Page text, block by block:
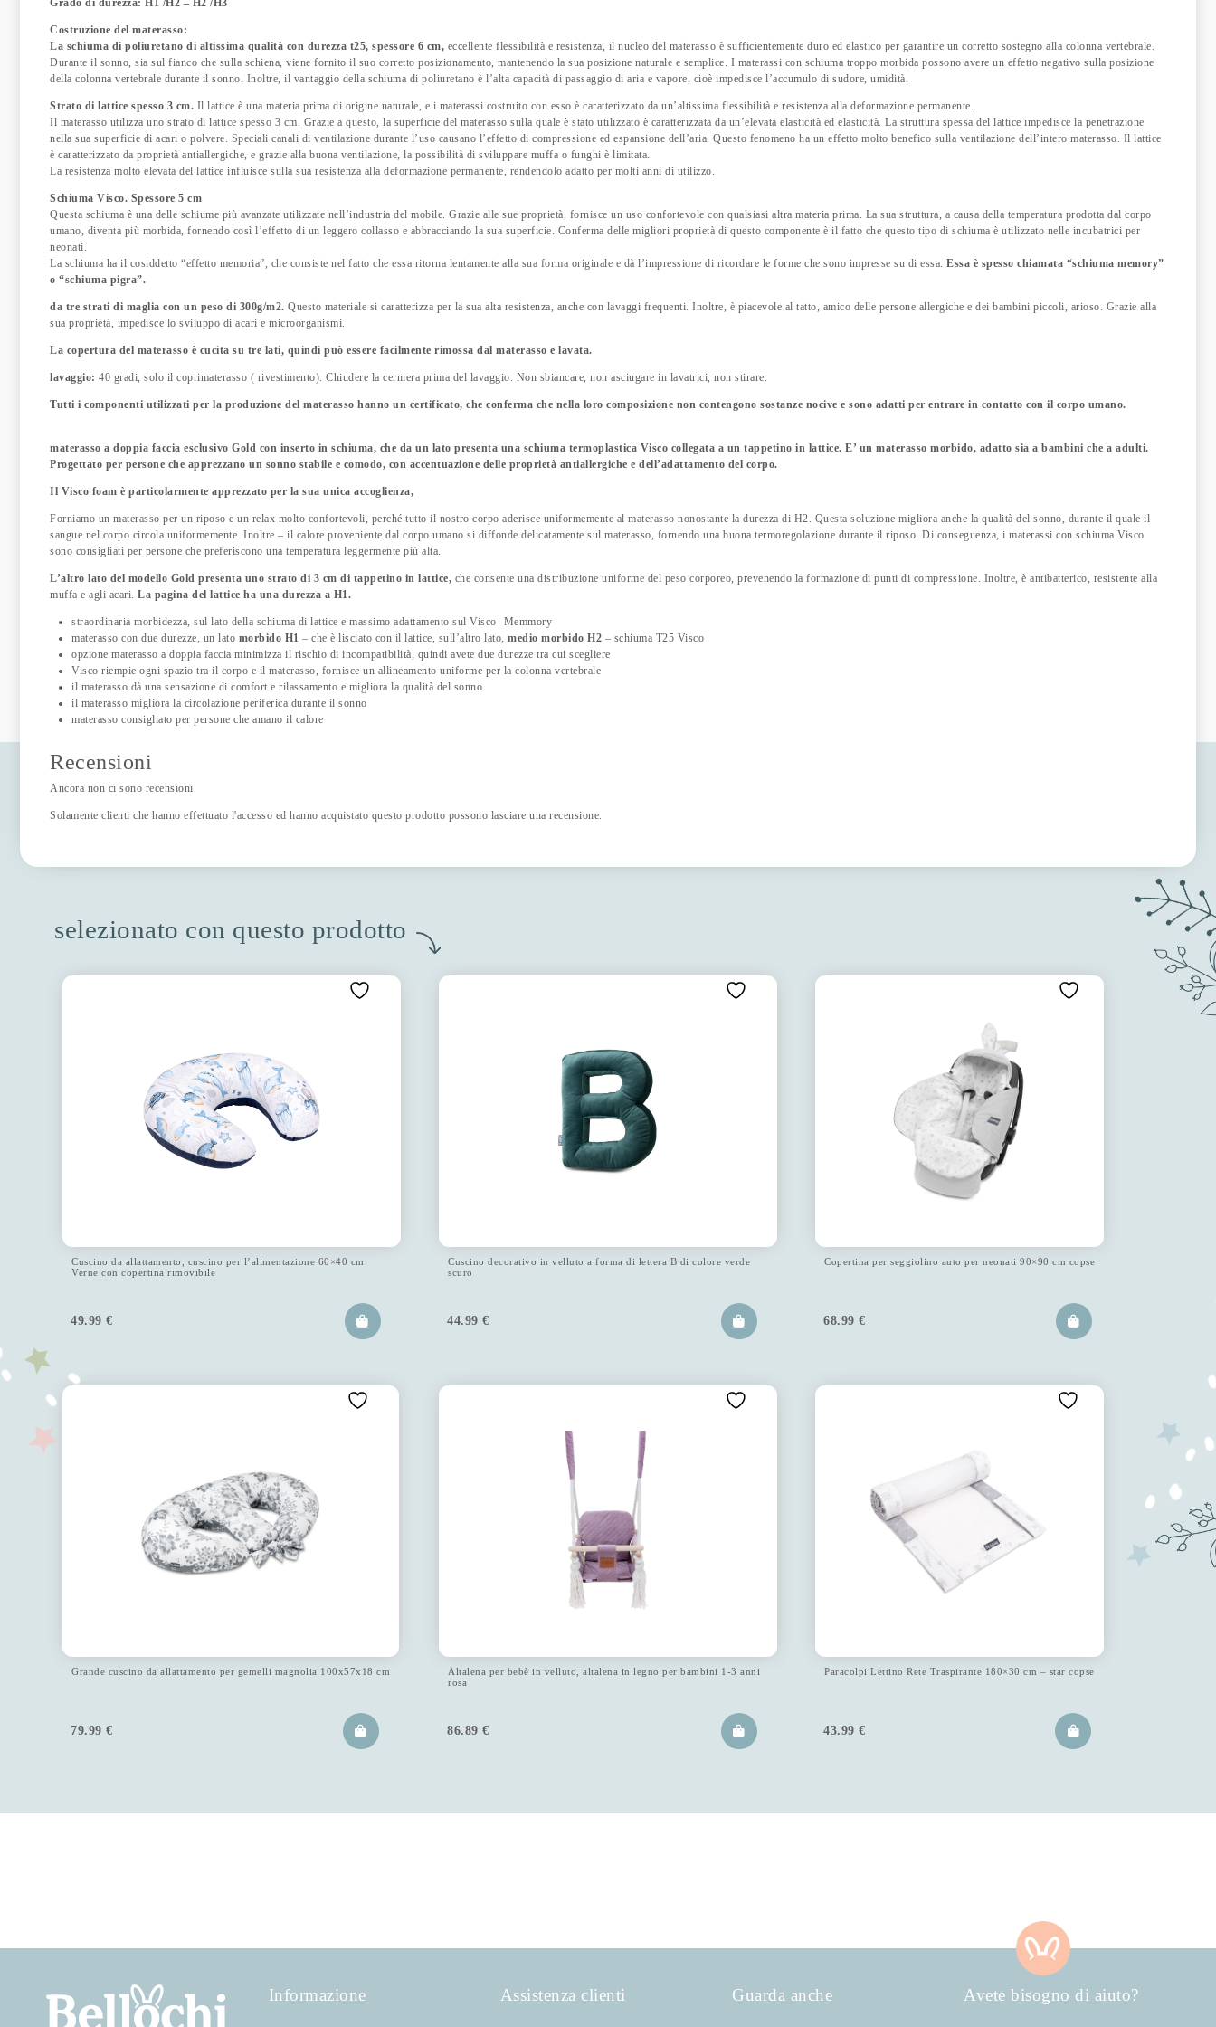
Grado di durezza: H1 /H2 – H2 /H3
Costruzione del materasso:
La schiuma di poliuretano di altissima qualità con durezza t25, spessore 6 cm, eccellente flessibilità e resistenza, il nucleo del materasso è sufficientemente duro ed elastico per garantire un corretto sostegno alla colonna vertebrale.
Durante il sonno, sia sul fianco che sulla schiena, viene fornito il suo corretto posizionamento, mantenendo la sua posizione naturale e semplice. I materassi con schiuma troppo morbida possono avere un effetto negativo sulla posizione
della colonna vertebrale durante il sonno. Inoltre, il vantaggio della schiuma di poliuretano è l’alta capacità di passaggio di aria e vapore, cioè impedisce l’accumulo di sudore, umidità.
Strato di lattice spesso 3 cm. Il lattice è una materia prima di origine naturale, e i materassi costruito con esso è caratterizzato da un’altissima flessibilità e resistenza alla deformazione permanente.
Il materasso utilizza uno strato di lattice spesso 3 cm. Grazie a questo, la superficie del materasso sulla quale è stato utilizzato è caratterizzata da un’elevata elasticità ed elasticità. La struttura spessa del lattice impedisce la penetrazione
nella sua superficie di acari o polvere. Speciali canali di ventilazione durante l’uso causano l’effetto di compressione ed espansione dell’aria. Questo fenomeno ha un effetto molto benefico sulla ventilazione dell’intero materasso. Il lattice
è caratterizzato da proprietà antiallergiche, e grazie alla buona ventilazione, la possibilità di sviluppare muffa o funghi è limitata.
La resistenza molto elevata del lattice influisce sulla sua resistenza alla deformazione permanente, rendendolo adatto per molti anni di utilizzo.
Schiuma Visco. Spessore 5 cm
Questa schiuma è una delle schiume più avanzate utilizzate nell’industria del mobile. Grazie alle sue proprietà, fornisce un uso confortevole con qualsiasi altra materia prima. La sua struttura, a causa della temperatura prodotta dal corpo
umano, diventa più morbida, fornendo così l’effetto di un leggero collasso e abbracciando la sua superficie. Conferma delle migliori proprietà di questo componente è il fatto che questo tipo di schiuma è utilizzato nelle incubatrici per
neonati.
La schiuma ha il cosiddetto “effetto memoria”, che consiste nel fatto che essa ritorna lentamente alla sua forma originale e dà l’impressione di ricordare le forme che sono impresse su di essa.Essa è spesso chiamata “schiuma memory”
o “schiuma pigra”.
da tre strati di maglia con un peso di 300g/m2.Questo materiale si caratterizza per la sua alta resistenza, anche con lavaggi frequenti. Inoltre, è piacevole al tatto, amico delle persone allergiche e dei bambini piccoli, arioso. Grazie alla
sua proprietà, impedisce lo sviluppo di acari e microorganismi.
La copertura del materasso è cucita su tre lati, quindi può essere facilmente rimossa dal materasso e lavata.
lavaggio:40 gradi, solo il coprimaterasso ( rivestimento). Chiudere la cerniera prima del lavaggio. Non sbiancare, non asciugare in lavatrici, non stirare.
Tutti i componenti utilizzati per la produzione del materasso hanno un certificato, che conferma che nella loro composizione non contengono sostanze nocive e sono adatti per entrare in contatto con il corpo umano.
materasso a doppia faccia esclusivo Gold con inserto in schiuma, che da un lato presenta una schiuma termoplastica Visco collegata a un tappetino in lattice. E’ un materasso morbido, adatto sia a bambini che a adulti.
Progettato per persone che apprezzano un sonno stabile e comodo, con accentuazione delle proprietà antiallergiche e dell’adattamento del corpo.
Il Visco foam è particolarmente apprezzato per la sua unica accoglienza,
Forniamo un materasso per un riposo e un relax molto confortevoli, perché tutto il nostro corpo aderisce uniformemente al materasso nonostante la durezza di H2. Questa soluzione migliora anche la qualità del sonno, durante il quale il
sangue nel corpo circola uniformemente. Inoltre – il calore proveniente dal corpo umano si diffonde delicatamente sul materasso, fornendo una buona termoregolazione durante il riposo. Di conseguenza, i materassi con schiuma Visco
sono consigliati per persone che preferiscono una temperatura leggermente più alta.
L’altro lato del modello Gold presenta uno strato di 3 cm di tappetino in lattice, che consente una distribuzione uniforme del peso corporeo, prevenendo la formazione di punti di compressione. Inoltre, è antibatterico, resistente alla
muffa e agli acari.La pagina del lattice ha una durezza a H1.
straordinaria morbidezza, sul lato della schiuma di lattice e massimo adattamento sul Visco- Memmory
materasso con due durezze, un lato morbido H1 – che è lisciato con il lattice, sull’altro lato,medio morbido H2 – schiuma T25 Visco
opzione materasso a doppia faccia minimizza il rischio di incompatibilità, quindi avete due durezze tra cui scegliere
Visco riempie ogni spazio tra il corpo e il materasso, fornisce un allineamento uniforme per la colonna vertebrale
il materasso dà una sensazione di comfort e rilassamento e migliora la qualità del sonno
il materasso migliora la circolazione periferica durante il sonno
materasso consigliato per persone che amano il calore
Recensioni
Ancora non ci sono recensioni.
Solamente clienti che hanno effettuato l'accesso ed hanno acquistato questo prodotto possono lasciare una recensione.
selezionato con questo prodotto
Cuscino da allattamento, cuscino per l’alimentazione 60×40 cm
Verne con copertina rimovibile
49.99 €
Cuscino decorativo in velluto a forma di lettera B di colore verde
scuro
44.99 €
Copertina per seggiolino auto per neonati 90×90 cm copse
68.99 €
Grande cuscino da allattamento per gemelli magnolia 100x57x18 cm
79.99 €
Altalena per bebè in velluto, altalena in legno per bambini 1-3 anni
rosa
86.89 €
Paracolpi Lettino Rete Traspirante 180×30 cm – star copse
43.99 €
Informazione Assistenza clienti Guarda anche Avete bisogno di aiuto?